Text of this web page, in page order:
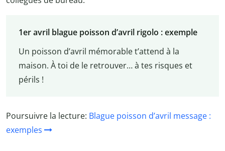
1eravril blague poisson d’avril rigolo : exemple
Un poisson d’avril mémorable t’attend à la
maison. À toi de le retrouver… à tes risques et
périls !
Poursuivre la lecture: Blague poisson d’avril message :
exemples